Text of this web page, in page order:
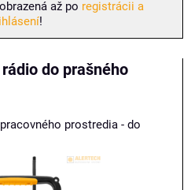
až po registrácii a
!
do prašného
prostredia - do